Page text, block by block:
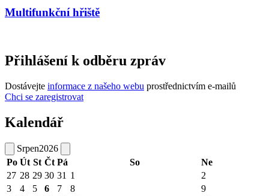
Multifunkční hřiště
Přihlášení k odběru zpráv
Dostávejte informace z našeho webu prostřednictvím e-mailů
Chci se zaregistrovat
Kalendář
Srpen2026
Po Út St Čt Pá So
Ne
27 28 29 30 31 1
2
3
4 5 6 7 8
9